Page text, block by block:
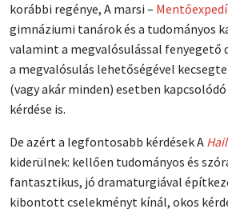
korábbi regénye, A marsi –
gimnáziumi tanárok és a tudományos
valamint a megvalósulással
a megvalósulás lehetőségével
(vagy akár minden) esetben
kérdése is.
De azért a legfontosabb kérdések A
kiderülnek: kellően tudományos és
fantasztikus, jó dramaturgiával
kibontott cselekményt kínál, okos